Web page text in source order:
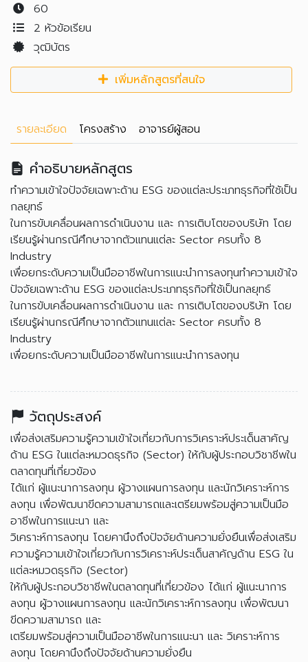
60
2 หัวข้อเรียน
วุฒิบัตร
เพิ่มหลักสูตรที่สนใจ
รายละเอียด โครงสร้าง อาจารย์ผู้สอน
คำอธิบายหลักสูตร
ทำความเข้าใจปัจจัยเฉพาะด้าน ESG ของแต่ละประเภทธุรกิจที่ใช้เป็น
กลยุทธ์
ในการขับเคลื่อนผลการดำเนินงาน และ การเติบโตของบริษัท โดย
เรียนรู้ผ่านกรณีศึกษาจากตัวแทนแต่ละ Sector ครบทั้ง 8
Industry
เพื่อยกระดับความเป็นมืออาชีพในการแนะนำการลงทุนทำความเข้าใจ
ปัจจัยเฉพาะด้าน ESG ของแต่ละประเภทธุรกิจที่ใช้เป็นกลยุทธ์
ในการขับเคลื่อนผลการดำเนินงาน และ การเติบโตของบริษัท โดย
เรียนรู้ผ่านกรณีศึกษาจากตัวแทนแต่ละ Sector ครบทั้ง 8
Industry
เพื่อยกระดับความเป็นมืออาชีพในการแนะนำการลงทุน
วัตถุประสงค์
เพื่อส่งเสริมความรู้ความเข้าใจเกี่ยวกับการวิเคราะห์ประเด็นสาคัญ
ด้าน ESG ในแต่ละหมวดธุรกิจ (Sector) ให้กับผู้ประกอบวิชาชีพใน
ตลาดทุนที่เกี่ยวข้อง
ได้แก่ ผู้แนะนาการลงทุน ผู้วางแผนการลงทุน และนักวิเคราะห์การ
ลงทุน เพื่อพัฒนาขีดความสามารถและเตรียมพร้อมสู่ความเป็นมือ
อาชีพในการแนะนา และ
วิเคราะห์การลงทุน โดยคานึงถึงปัจจัยด้านความยั่งยืนเพื่อส่งเสริม
ความรู้ความเข้าใจเกี่ยวกับการวิเคราะห์ประเด็นสาคัญด้าน ESG ใน
แต่ละหมวดธุรกิจ (Sector)
ให้กับผู้ประกอบวิชาชีพในตลาดทุนที่เกี่ยวข้อง ได้แก่ ผู้แนะนาการ
ลงทุน ผู้วางแผนการลงทุน และนักวิเคราะห์การลงทุน เพื่อพัฒนา
ขีดความสามารถ และ
เตรียมพร้อมสู่ความเป็นมืออาชีพในการแนะนา และ วิเคราะห์การ
ลงทุน โดยคานึงถึงปัจจัยด้านความยั่งยืน